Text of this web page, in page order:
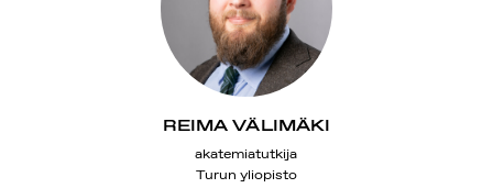
REIMA VÄLIMÄKI
akatemiatutkija
Turun yliopisto